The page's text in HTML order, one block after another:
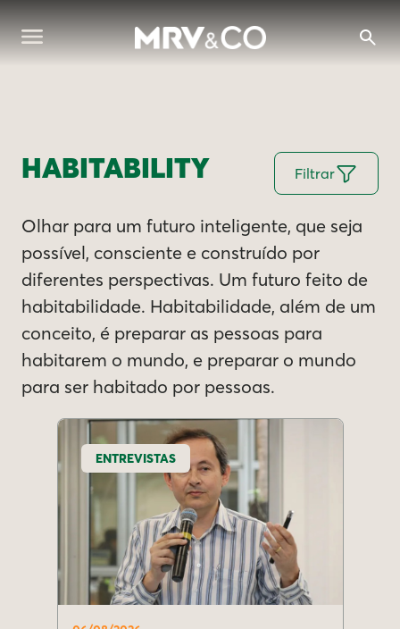
HABITABILITY Filtrar
Olhar para um futuro inteligente, que seja
possível, consciente e construído por
diferentes perspectivas. Um futuro feito de
habitabilidade. Habitabilidade, além de um
conceito, é preparar as pessoas para
habitarem o mundo, e preparar o mundo
para ser habitado por pessoas.
ENTREVISTAS